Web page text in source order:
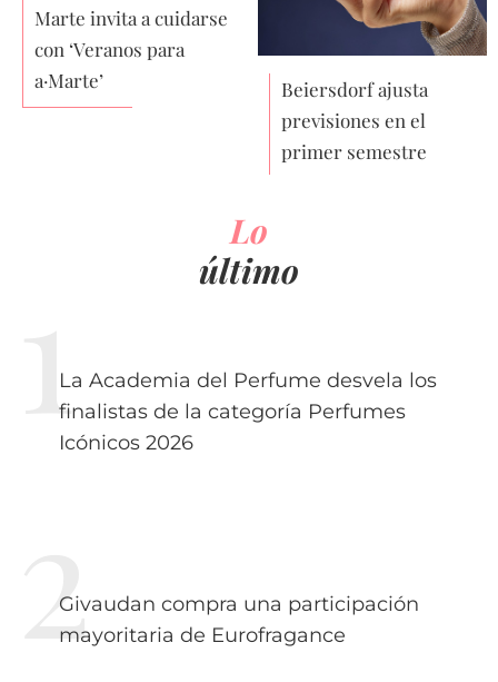
Marte invita a cuidarse
con ‘Veranos para
a·Marte’
Beiersdorf ajusta
previsiones en el
primer semestre
Lo
último
La Academia del Perfume desvela los
finalistas de la categoría Perfumes
Icónicos 2026
Givaudan compra una participación
mayoritaria de Eurofragance